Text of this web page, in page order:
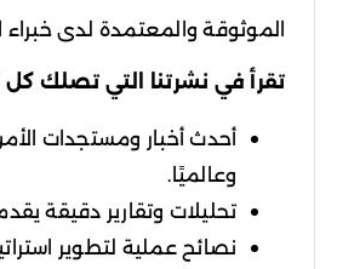
الموثوقة والمعتمدة لدى خبراء
تقرأ في نشرتنا التي تصلك
أحدث أخبار ومستجدات
وعالميًا.
تحليلات وتقارير دقيقة
نصائح عملية لتطوير